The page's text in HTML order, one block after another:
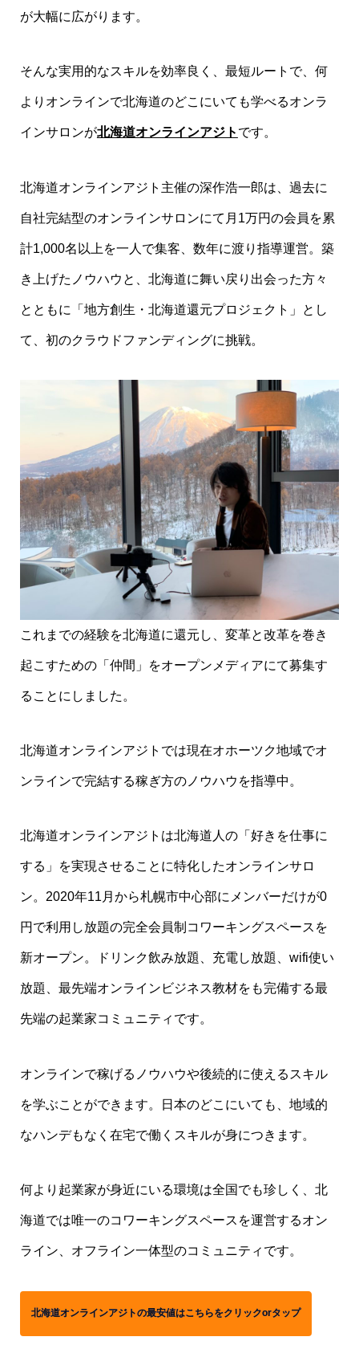
が大幅に広がります。
そんな実用的なスキルを効率良く、最短ルートで、何
よりオンラインで北海道のどこにいても学べるオンラ
インサロンが北海道オンラインアジト です。
北海道オンラインアジト主催の深作浩一郎は、過去に
自社完結型のオンラインサロンにて月1万円の会員を累
計1,000名以上を一人で集客、数年に渡り指導運営。築
き上げたノウハウと、北海道に舞い戻り出会った方々
とともに「地方創生・北海道還元プロジェクト」とし
て、初のクラウドファンディングに挑戦。
これまでの経験を北海道に還元し、変革と改革を巻き
起こすための「仲間」をオープンメディアにて募集す
ることにしました。
北海道オンラインアジトでは現在オホーツク地域でオ
ンラインで完結する稼ぎ方のノウハウを指導中。
北海道オンラインアジトは北海道人の「好きを仕事に
する」を実現させることに特化したオンラインサロ
ン。2020年11月から札幌市中心部にメンバーだけが0
円で利用し放題の完全会員制コワーキングスペースを
新オープン。ドリンク飲み放題、充電し放題、wifi使い
放題、最先端オンラインビジネス教材をも完備する最
先端の起業家コミュニティです。
オンラインで稼げるノウハウや後続的に使えるスキル
を学ぶことができます。日本のどこにいても、地域的
なハンデもなく在宅で働くスキルが身につきます。
何より起業家が身近にいる環境は全国でも珍しく、北
海道では唯一のコワーキングスペースを運営するオン
ライン、オフライン一体型のコミュニティです。
北海道オンラインアジトの最安値はこちらをクリックorタップ